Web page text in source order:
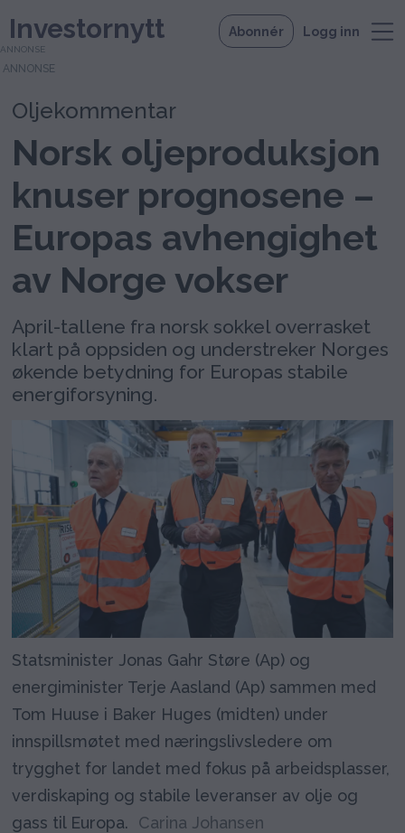
Investornytt Abonnér Logg inn
ANNONSE
Oljekommentar
Norsk oljeproduksjon
knuser prognosene –
Europas avhengighet
av Norge vokser
April-tallene fra norsk sokkel overrasket
klart på oppsiden og understreker Norges
økende betydning for Europas stabile
energiforsyning.
Statsminister Jonas Gahr Støre (Ap) og
energiminister Terje Aasland (Ap) sammen med
Tom Huuse i Baker Huges (midten) under
innspillsmøtet med næringslivsledere om
trygghet for landet med fokus på arbeidsplasser,
verdiskaping og stabile leveranser av olje og
gass til Europa.
Carina Johansen